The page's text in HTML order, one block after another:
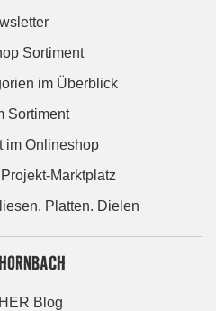
Sortiment
im Überblick
Sortiment
im Onlineshop
Marktplatz
Platten. Dielen
Blog